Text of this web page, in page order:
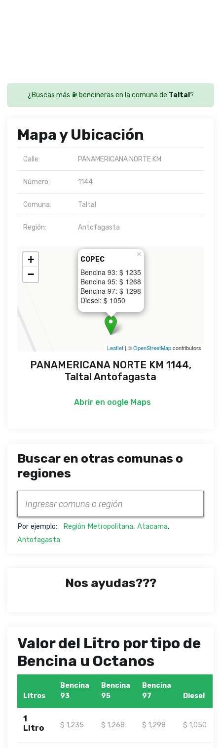
¿Buscas más ⛽ bencineras en la comuna de Taltal ?
Mapa y Ubicación
Calle: PANAMERICANA NORTE KM
Número: 1144
Comuna: Taltal
Región: Antofagasta
COPEC
Bencina 93: $ 1235
Bencina 95: $ 1268
Bencina 97: $ 1298
Diesel: $ 1050
×
+
−
Leaflet | ©OpenStreetMapcontributors
PANAMERICANA NORTE KM 1144,
Taltal Antofagasta
Abrir en oogle Maps
Buscar en otras comunas o
regiones
Por ejemplo: Región Metropolitana, Atacama,
Antofagasta
Nos ayudas???
Valor del Litro por tipo de
Bencina u Octanos
Litros
Bencina
93
Bencina
95
Bencina
97
Diesel
1
Litro
$ 1,235 $ 1,268 $ 1,298 $ 1,050